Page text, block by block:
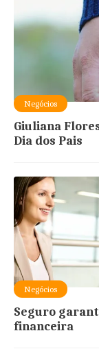
Negócios
Giuliana
Dia dos Pais
Negócios
Seguro
financeira